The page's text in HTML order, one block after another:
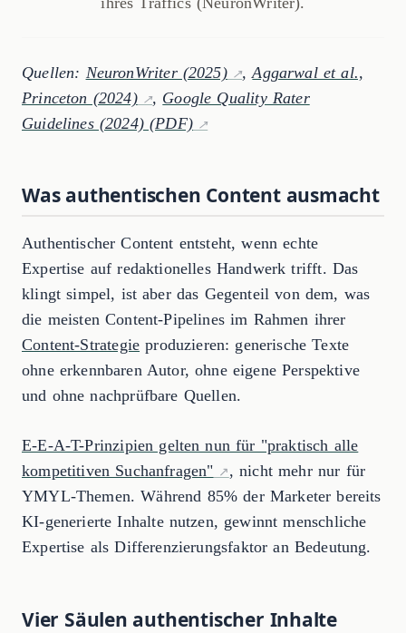
Quellen: NeuronWriter (2025) ,Aggarwal et al.,
Princeton (2024)
, Google Quality Rater
Guidelines (2024) (PDF)
Was authentischen Content ausmacht
Authentischer Content entsteht, wenn echte
Expertise auf redaktionelles Handwerk trifft. Das
klingt simpel, ist aber das Gegenteil von dem, was
die meisten Content-Pipelines im Rahmen ihrer
Content-Strategie produzieren: generische Texte
ohne erkennbaren Autor, ohne eigene Perspektive
und ohne nachprüfbare Quellen.
E-E-A-T-Prinzipien gelten nun für "praktisch alle
kompetitiven Suchanfragen"
, nicht mehr nur für
YMYL-Themen. Während 85% der Marketer bereits
KI-generierte Inhalte nutzen, gewinnt menschliche
Expertise als Differenzierungsfaktor an Bedeutung.
Vier Säulen authentischer Inhalte